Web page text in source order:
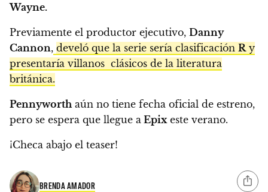
Wayne.
Previamente el productor ejecutivo, Danny
Cannon, develó que la serie sería clasificación R y
presentaría villanos clásicos de la literatura
británica.
Pennyworth aún no tiene fecha oficial de estreno,
pero se espera que llegue a Epix este verano.
¡Checa abajo el teaser!
BRENDA AMADOR